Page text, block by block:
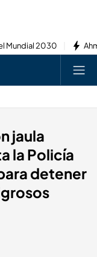
Mundial 2030
jaula
la Policía
detener